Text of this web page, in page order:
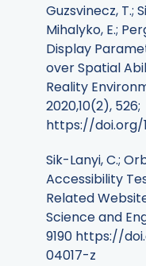
Guzsvinecz, T.;
Mihalyko, E.;
Display
over Spatial
Reality
2020,10(2), 526;
https://doi.org/
Sik-Lanyi, C.;
Accessibility
Related
Science and
9190 https://
04017-z